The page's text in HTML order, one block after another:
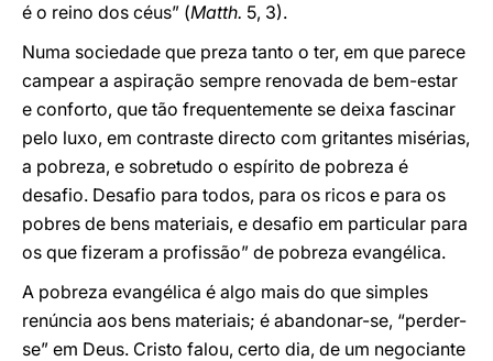
é o reino dos céus” (Matth. 5, 3).
Numa sociedade que preza tanto o ter, em que parece
campear a aspiração sempre renovada de bem-estar
e conforto, que tão frequentemente se deixa fascinar
pelo luxo, em contraste directo com gritantes misérias,
a pobreza, e sobretudo o espírito de pobreza é
desafio. Desafio para todos, para os ricos e para os
pobres de bens materiais, e desafio em particular para
os que fizeram a profissão” de pobreza evangélica.
A pobreza evangélica é algo mais do que simples
renúncia aos bens materiais; é abandonar-se, “perder-
se” em Deus. Cristo falou, certo dia, de um negociante